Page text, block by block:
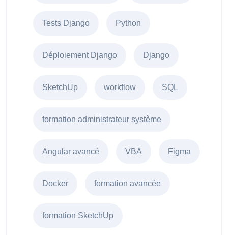
Tests Django Python
Déploiement Django Django
SketchUp workflow SQL
formation administrateur système
Angular avancé VBA Figma
Docker formation avancée
formation SketchUp